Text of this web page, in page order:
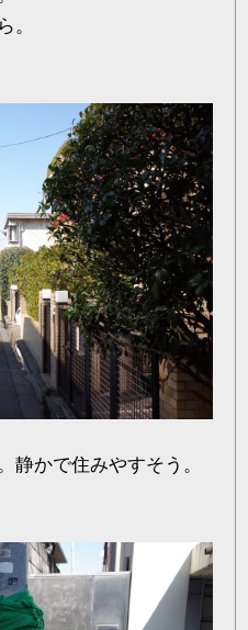
。
静かで住みやすそう。